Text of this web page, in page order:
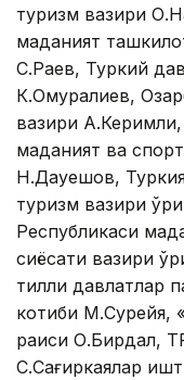
туризм вазири
маданият
С.Раев, Туркий
К.Омуралиев,
вазири
маданият ва
Н.Дауешов,
туризм вазири
Республикаси
сиёсати вазири
тилли давлатлар
котиби М.Сурейя,
раиси О.Бирдал,
С.Сағиркаялар